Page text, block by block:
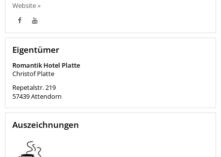
Website »
Eigentümer
Romantik Hotel Platte
Christof Platte
Repetalstr. 219
57439Attendorn
Auszeichnungen